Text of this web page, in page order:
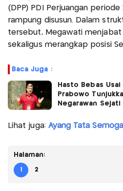
(DPP) PDI Perjuangan
rampung disusun. Dalam
tersebut, Megawati menjabat
sekaligus merangkap posisi
Baca Juga :
Hasto Bebas
Prabowo
Negarawan Sejati
Lihat juga: Ayang Tata
Halaman:
1 2